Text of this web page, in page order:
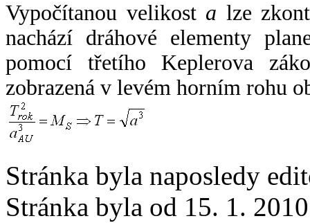
Vypočítanou velikost a lze
nachází dráhové elementy
pomocí třetího Keplerova
zobrazená v levém horním rohu
Stránka byla naposledy
Stránka byla od 15. 1.